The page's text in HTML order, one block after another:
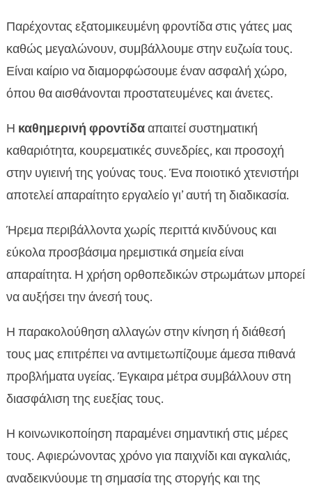
Παρέχοντας εξατομικευμένη φροντίδα στις γάτες μας
καθώς μεγαλώνουν, συμβάλλουμε στην ευζωία τους.
Είναι καίριο να διαμορφώσουμε έναν ασφαλή χώρο,
όπου θα αισθάνονται προστατευμένες και άνετες.
Η καθημερινή φροντίδααπαιτεί συστηματική
καθαριότητα, κουρεματικές συνεδρίες, και προσοχή
στην υγιεινή της γούνας τους. Ένα ποιοτικό χτενιστήρι
αποτελεί απαραίτητο εργαλείο γι’ αυτή τη διαδικασία.
Ήρεμα περιβάλλοντα χωρίς περιττά κινδύνους και
εύκολα προσβάσιμα ηρεμιστικά σημεία είναι
απαραίτητα. Η χρήση ορθοπεδικών στρωμάτων μπορεί
να αυξήσει την άνεσή τους.
Η παρακολούθηση αλλαγών στην κίνηση ή διάθεσή
τους μας επιτρέπει να αντιμετωπίζουμε άμεσα πιθανά
προβλήματα υγείας. Έγκαιρα μέτρα συμβάλλουν στη
διασφάλιση της ευεξίας τους.
Η κοινωνικοποίηση παραμένει σημαντική στις μέρες
τους. Αφιερώνοντας χρόνο για παιχνίδι και αγκαλιάς,
αναδεικνύουμε τη σημασία της στοργής και της